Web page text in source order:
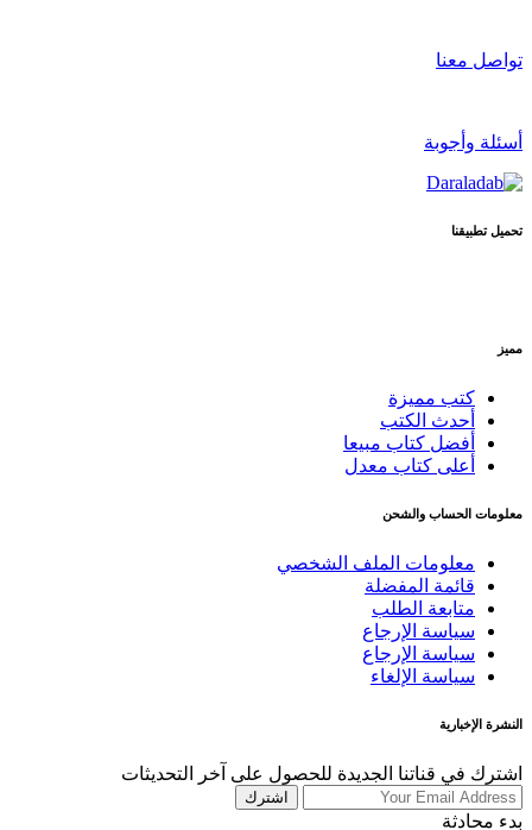
تواصل معنا
أسئلة وأجوبة
تحميل تطبيقنا
مميز
كتب مميزة
أحدث الكتب
أفضل كتاب مبيعا
أعلى كتاب معدل
معلومات الحساب والشحن
معلومات الملف الشخصي
قائمة المفضلة
متابعة الطلب
سياسة الإرجاع
سياسة الإرجاع
سياسة الإلغاء
النشرة الإخبارية
اشترك في قناتنا الجديدة للحصول على آخر التحديثات
اشترك
بدء محادثة